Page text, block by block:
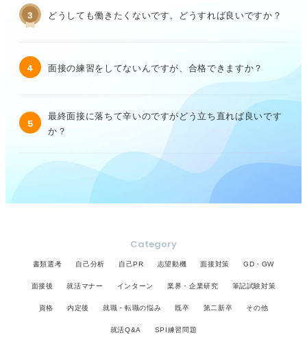
3 どうしても働きたくないです。どうすれば良いですか？
4 面接の練習をしてないんですが、合格できますか？
5
最終面接に落ちて辛いのですがどう立ち直れば良いです
か？
Category
書類選考 自己分析 自己PR 志望動機 面接対策 GD・GW
面接後 就活マナー インターン 業界・企業研究 筆記試験対策
資格 内定後 就職・転職の悩み 既卒 第二新卒 その他
就活Q&A SPI練習問題